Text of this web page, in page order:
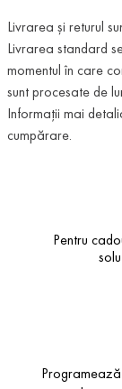
Livrarea și returul
Livrarea standard
momentul în care
sunt procesate de
Informații mai
cumpărare.
Pentru